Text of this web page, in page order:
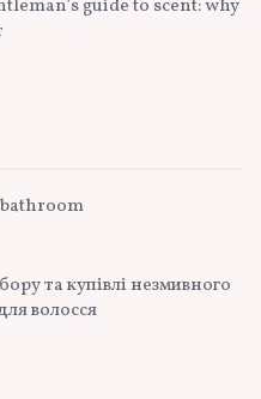
guide to scent: why
та купівлі незмивного
волосся